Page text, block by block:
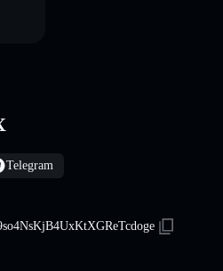
Telegram